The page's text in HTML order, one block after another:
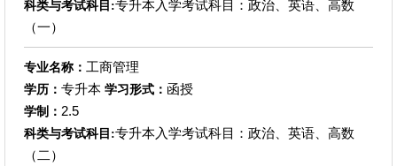
科类与考试科目:专升本入学考试科目：政治、英语、高数
（一）
专业名称： 工商管理
学历： 专升本 学习形式： 函授
学制： 2.5
科类与考试科目:专升本入学考试科目：政治、英语、高数
（二）